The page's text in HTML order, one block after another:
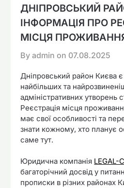
ДНІПРОВСЬКИЙ
ІНФОРМАЦІЯ ПРО
МІСЦЯ
By admin on 07.08.2025
Дніпровський район Києва
найбільших та
адміністративних утворень
Реєстрація місця
має свої особливості та
знати кожному, хто планує
саме тут.
Юридична компанія LEGAL-
багаторічний досвід у
прописки в різних районах